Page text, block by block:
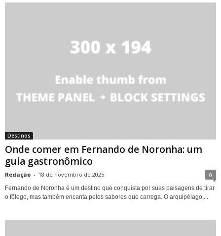
Destinos
Onde comer em Fernando de Noronha: um
guia gastronômico
Redação - 18 de novembro de 2025 0
Fernando de Noronha é um destino que conquista por suas paisagens de tirar
o fôlego, mas também encanta pelos sabores que carrega. O arquipélago,...